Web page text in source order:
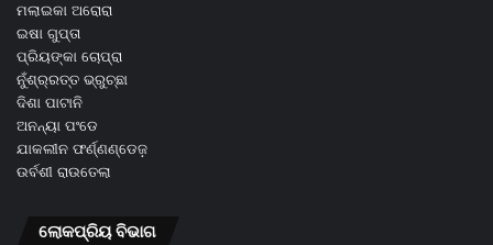
ମଲାଇକା ଅରୋରା
ଇଷା ଗୁପ୍ତା
ପ୍ରିୟଙ୍କା ଚୋପ୍ରା
ନୁଁଶ୍ର୍ରତ୍ତ ଭ୍ରୁଚ୍ଛା
ଦିଶା ପାଟାନି
ଅନନ୍ୟା ପଂଡେ
ଯାକଲୀନ ଫର୍ଣ୍ଣଣ୍ଡେଜ଼
ଉର୍ବଶୀ ରାଉତେଲା
ଲୋକପ୍ରିୟ ବିଭାଗ